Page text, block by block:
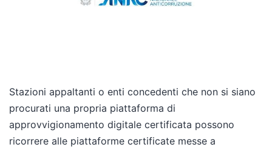
Stazioni appaltanti o enti concedenti che non si siano
procurati una propria piattaforma di
approvvigionamento digitale certificata possono
ricorrere alle piattaforme certificate messe a